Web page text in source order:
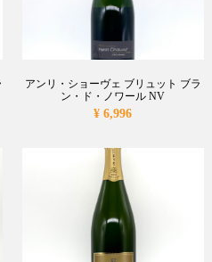
アンリ・ショーヴェ ブリュット ブラ
ン・ド・ノワール NV
¥ 6,996